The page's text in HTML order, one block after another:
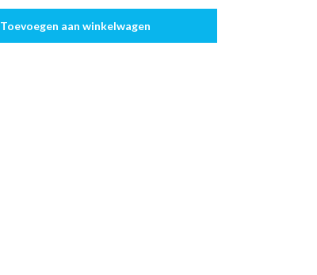
Toevoegen aan winkelwagen